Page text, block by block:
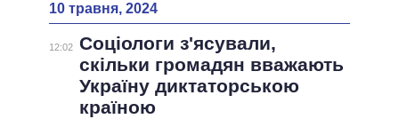
10 травня, 2024
12:02 Соціологи з'ясували,
скільки громадян вважають
Україну диктаторською
країною